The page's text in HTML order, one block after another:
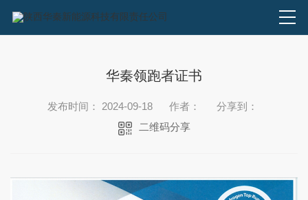
华秦领跑者证书
发布时间： 2024-09-18 作者：
分享到：
二维码分享